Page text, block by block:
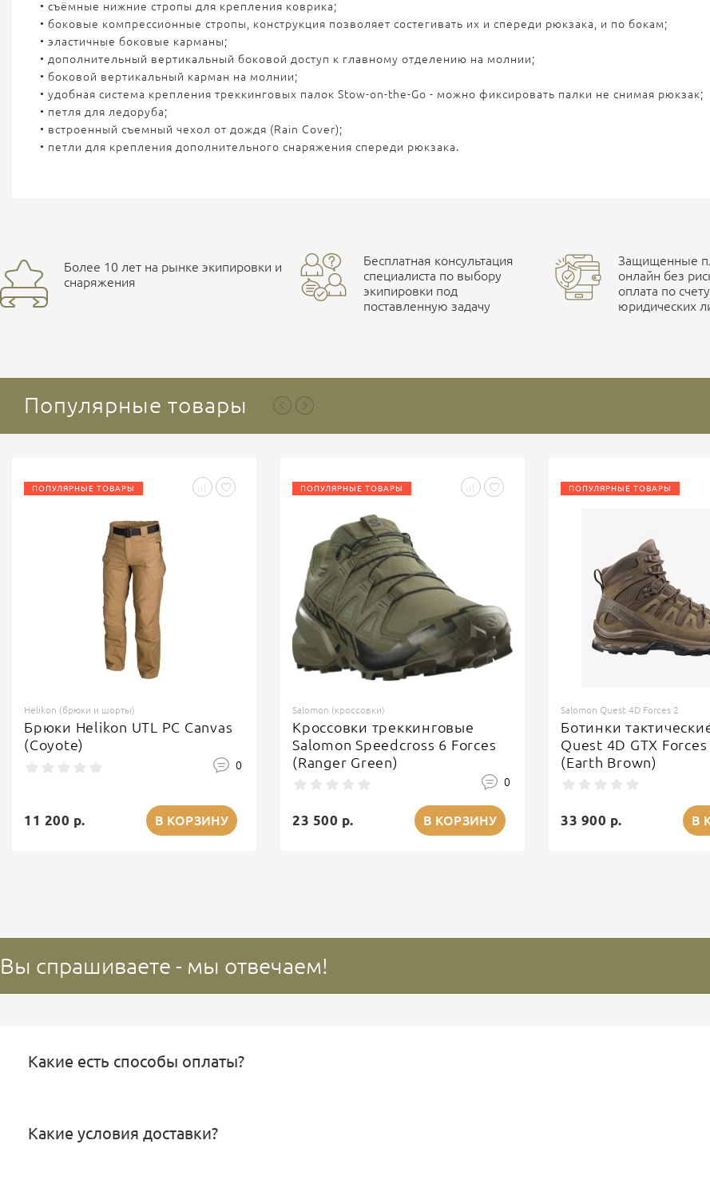
• съёмные нижние стропы для крепления коврика;
• боковые компрессионные стропы, конструкция позволяет состегивать их и спереди рюкзака, и по бокам;
• эластичные боковые карманы;
• дополнительный вертикальный боковой доступ к главному отделению на молнии;
• боковой вертикальный карман на молнии;
• удобная система крепления треккинговых палок Stow-on-the-Go - можно фиксировать палки не снимая рюкзак;
• петля для ледоруба;
• встроенный съемный чехол от дождя (Rain Cover);
• петли для крепления дополнительного снаряжения спереди рюкзака.
Более 10 лет на рынке экипировки и
снаряжения
Бесплатная консультация
специалиста по выбору
экипировки под
поставленную задачу
Защищенные
онлайн без
оплата по
юридических
Популярные товары
ПОПУЛЯРНЫЕ ТОВАРЫ
Helikon (брюки и шорты)
Брюки Helikon UTL PC Canvas
(Coyote)
0
11 200 р. В КОРЗИНУ
ПОПУЛЯРНЫЕ ТОВАРЫ
Salomon (кроссовки)
Кроссовки треккинговые
Salomon Speedcross 6 Forces
(Ranger Green)
0
23 500 р. В КОРЗИНУ
ПОПУЛЯРНЫЕ ТОВАРЫ
Salomon Quest 4D Forces 2
Ботинки
Quest 4D GTX Forces
(Earth Brown)
33 900 р. В
Вы спрашиваете - мы отвечаем!
Какие есть способы оплаты?
Какие условия доставки?